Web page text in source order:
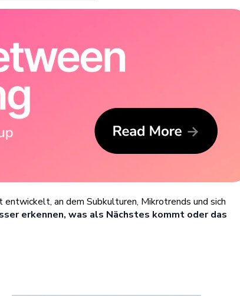
an dem Subkulturen, Mikrotrends und sich
erkennen, was als Nächstes kommt oder das